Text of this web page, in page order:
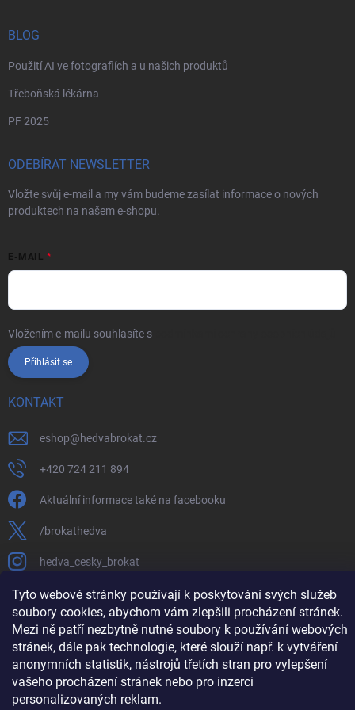
Tyto webové stránky používají k poskytování svých služeb
soubory cookies, abychom vám zlepšili procházení stránek.
Mezi ně patří nezbytně nutné soubory k používání webových
stránek, dále pak technologie, které slouží např. k vytváření
anonymních statistik, nástrojů třetích stran pro vylepšení
vašeho procházení stránek nebo pro inzerci
personalizovaných reklam.
BLOG
Použití AI ve fotografiích a u našich produktů
Třeboňská lékárna
PF 2025
ODEBÍRAT NEWSLETTER
Vložte svůj e-mail a my vám budeme zasílat informace o nových
produktech na našem e-shopu.
E-MAIL
Vložením e-mailu souhlasíte s
Přihlásit se
KONTAKT
eshop@hedvabrokat.cz
+420 724 211 894
Aktuální informace také na facebooku
/brokathedva
hedva_cesky_brokat
https://www.youtube.com/channel/
Vytvořil Shoptet
Copyright 2026Hedva ČESKÝ BROKÁT . Všechna práva vyhrazena.Upravit
nastavení cookies